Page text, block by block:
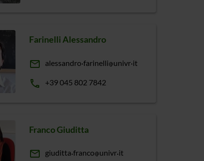
Farinelli Alessandro
email alessandro farinelli univr it
phone +39 045 802 7842
Franco Giuditta
email giuditta franco univr it